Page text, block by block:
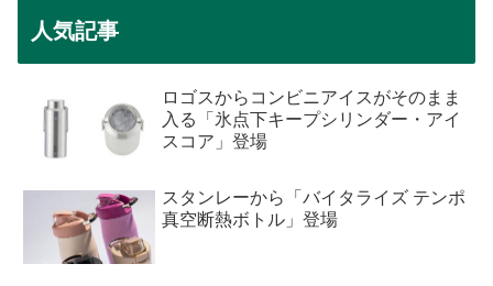
人気記事
ロゴスからコンビニアイスがそのまま
入る「氷点下キープシリンダー・アイ
スコア」登場
スタンレーから「バイタライズ テンポ
真空断熱ボトル」登場